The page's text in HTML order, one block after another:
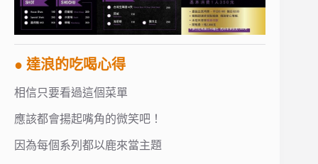
● 達浪的吃喝心得
相信只要看過這個菜單
應該都會揚起嘴角的微笑吧！
因為每個系列都以鹿來當主題